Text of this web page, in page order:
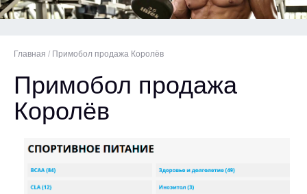
Главная / Примобол продажа Королёв
Примобол продажа
Королёв